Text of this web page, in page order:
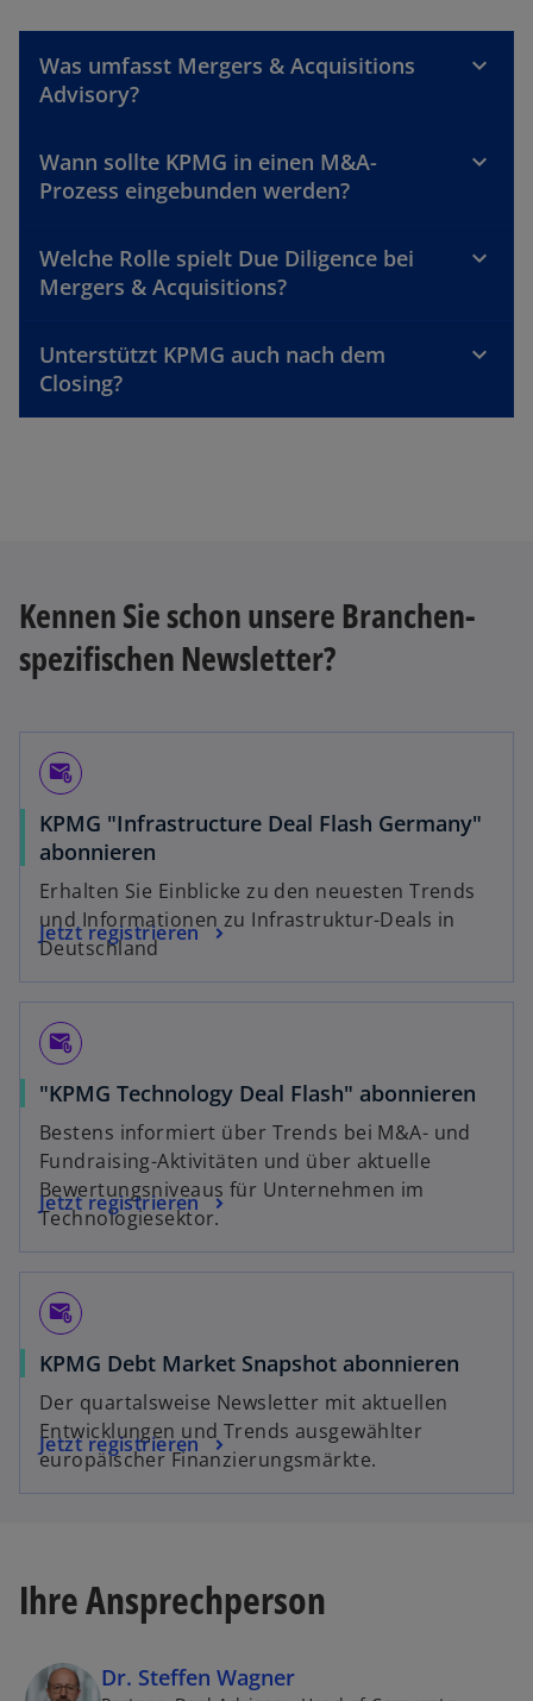
Was umfasst Mergers & Acquisitions
Advisory?
Wann sollte KPMG in einen M&A-
Prozess eingebunden werden?
Welche Rolle spielt Due Diligence bei
Mergers & Acquisitions?
Unterstützt KPMG auch nach dem
Closing?
Kennen Sie schon unsere Branchen-
spezifischen Newsletter?
attach_email
KPMG "Infrastructure Deal Flash Germany"
abonnieren
Erhalten Sie Einblicke zu den neuesten Trends
und Informationen zu Infrastruktur-Deals in
Deutschland
Jetzt registrieren
attach_email
"KPMG Technology Deal Flash" abonnieren
Bestens informiert über Trends bei M&A- und
Fundraising-Aktivitäten und über aktuelle
Bewertungsniveaus für Unternehmen im
Technologiesektor.
Jetzt registrieren
attach_email
KPMG Debt Market Snapshot abonnieren
Der quartalsweise Newsletter mit aktuellen
Entwicklungen und Trends ausgewählter
europäischer Finanzierungsmärkte.
Jetzt registrieren
Ihre Ansprechperson
Dr. Steffen Wagner